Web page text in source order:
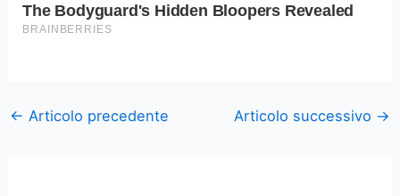
← Articolo precedente Articolo successivo →